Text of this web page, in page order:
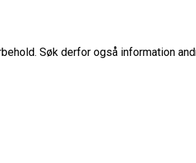
Søk derfor også information